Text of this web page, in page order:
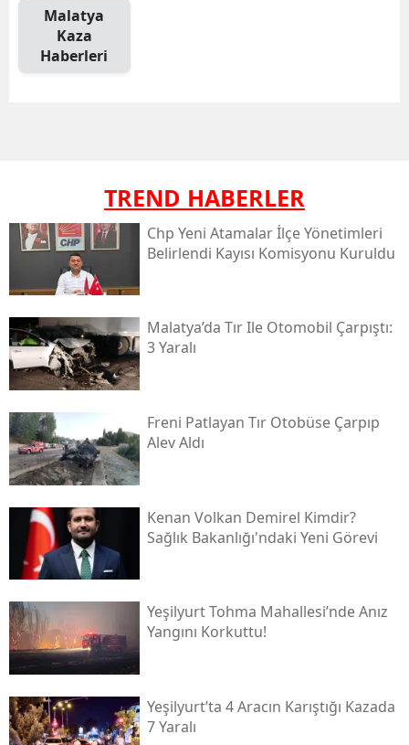
Malatya
Kaza
Haberleri
TREND HABERLER
Chp Yeni Atamalar İlçe Yönetimleri
Belirlendi Kayısı Komisyonu Kuruldu
Malatya’da Tır Ile Otomobil Çarpıştı:
3 Yaralı
Freni Patlayan Tır Otobüse Çarpıp
Alev Aldı
Kenan Volkan Demirel Kimdir?
Sağlık Bakanlığı'ndaki Yeni Görevi
Yeşilyurt Tohma Mahallesi’nde Anız
Yangını Korkuttu!
Yeşilyurt’ta 4 Aracın Karıştığı Kazada
7 Yaralı